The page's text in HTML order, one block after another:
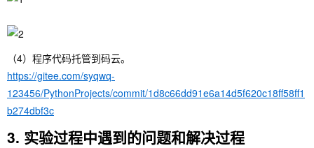
（4）程序代码托管到码云。
https://gitee.com/syqwq-
123456/PythonProjects/commit/1d8c66dd91e6a14d5f620c18ff58ff1
b274dbf3c
3. 实验过程中遇到的问题和解决过程